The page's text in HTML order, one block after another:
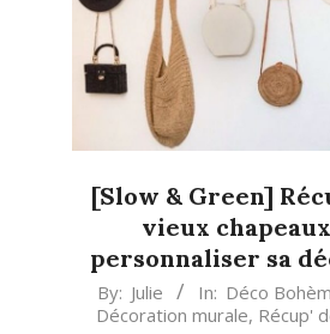
[Slow & Green]
vieux
personnaliser sa
2022-
08-
By: Julie In: Déco
Décoration murale, Récup'